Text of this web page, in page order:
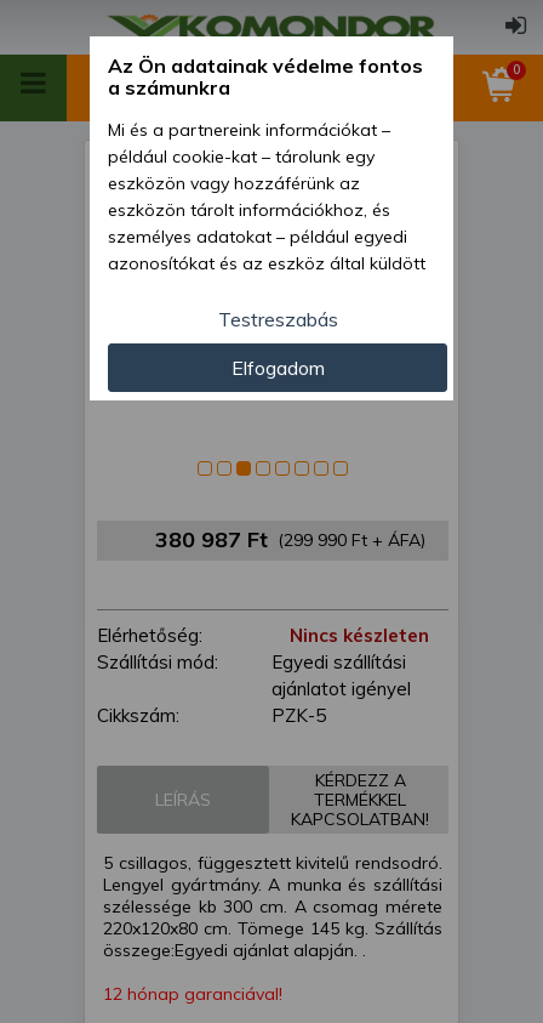
0
Rendsodró, 5 csillagos,
függesztett
380 987 Ft (299 990 Ft + ÁFA)
Elérhetőség:
Nincs készleten
Szállítási mód:
Egyedi szállítási
ajánlatot igényel
Cikkszám:
PZK-5
LEÍRÁS
KÉRDEZZ A
TERMÉKKEL
KAPCSOLATBAN!
5 csillagos, függesztett kivitelű rendsodró.
Lengyel gyártmány. A munka és szállítási
szélessége kb 300 cm. A csomag mérete
220x120x80 cm. Tömege 145 kg. Szállítás
összege:Egyedi ajánlat alapján. .
12 hónap garanciával!
Az Ön adatainak védelme fontos
a számunkra
Mi és a partnereink információkat –
például cookie-kat – tárolunk egy
eszközön vagy hozzáférünk az
eszközön tárolt információkhoz, és
személyes adatokat – például egyedi
azonosítókat és az eszköz által küldött
személyre szabott hirdetések és
tartalom nyújtásához, hirdetés- és
tartalomméréshez, nézettségi adatok
gyűjtéséhez, valamint termékek
partnereink eszközleolvasásos
adatokat és azonosítási információkat
és a partnereink a fent leírtak szerint
adatkezelést végezzünk. Másik
lehetőségként a hozzájárulás
megadása vagy elutasítása előtt
részletesebb információkhoz juthat, és
figyelmét, hogy személyes adatainak
bizonyos kezeléséhez nem feltétlenül
szükséges az Ön hozzájárulása, de
jogában áll tiltakozni az ilyen jellegű
adatkezelés ellen. A beállításai csak erre
a weboldalra érvényesek. Erre a
webhelyre visszatérve vagy az
adatvédelmi szabályzatunk segítségével
bármikor megváltoztathatja a
beállításait.
Testreszabás
Elfogadom